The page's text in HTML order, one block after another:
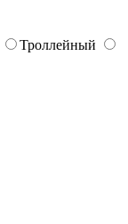
Троллейный